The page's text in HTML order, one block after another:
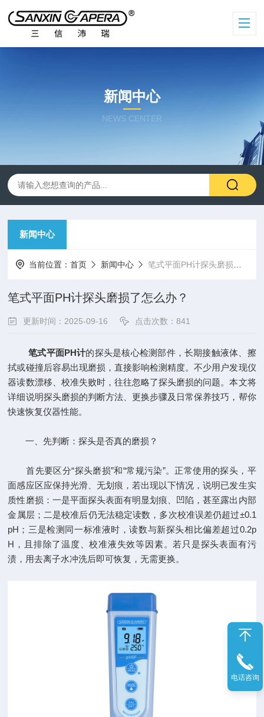
新闻中心
NEWS CENTER
新闻中心
当前位置：首页 新闻中心 笔式平面PH计探头磨损了怎么办？
笔式平面PH计探头磨损了怎么办？
更新时间：2025-09-16 点击次数：841
笔式平面PH计的探头是核心检测部件，长期接触液体、擦
拭或碰撞后容易出现磨损，直接影响检测精度。不少用户发现仪
器读数漂移、校准失败时，往往忽略了探头磨损的问题。本文将
详细说明探头磨损的判断方法、更换步骤及日常保养技巧，帮你
快速恢复仪器性能。​
一、先判断：探头是否真的磨损？​
首先要区分“探头磨损”和“常规污染”。正常使用的探头，平
面感应区应保持光滑、无划痕，若出现以下情况，说明已发生实
质性磨损：一是平面探头表面有明显划痕、凹陷，甚至露出内部
金属层；二是校准后仍无法稳定读数，多次校准误差仍超过±0.1
pH；三是检测同一标准液时，读数与新探头相比偏差超过0.2p
H，且排除了温度、校准液失效等因素。若只是探头表面有污
渍，用去离子水冲洗后即可恢复，无需更换。​
电话咨询